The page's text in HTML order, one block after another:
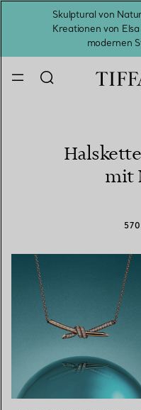
Skulptural von
Kreationen von
modernen
mit